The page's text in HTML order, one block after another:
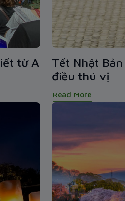
từ A
Tết Nhật
điều thú vị
Read More